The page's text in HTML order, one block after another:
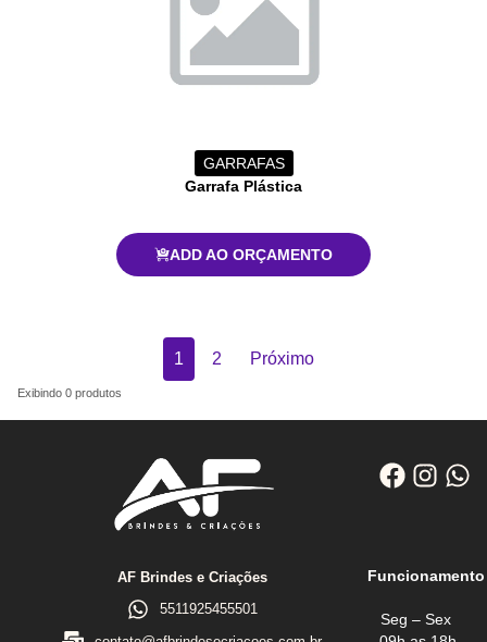
Exibindo 0 produtos
GARRAFAS
Garrafa Plástica
ADD AO ORÇAMENTO
1 2 Próximo
AF Brindes e Criações
5511925455501
Funcionamento
Seg – Sex